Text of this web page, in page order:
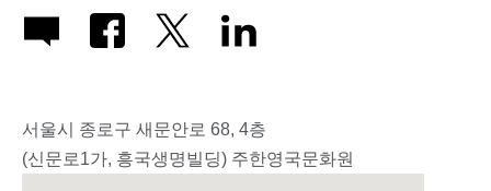
서울시 종로구 새문안로 68, 4층
(신문로1가, 흥국생명빌딩) 주한영국문화원